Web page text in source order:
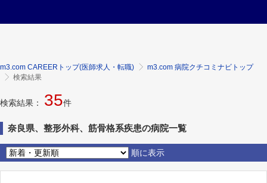
m3.com CAREERトップ(医師求人・転職)
m3.com 病院クチコミナビトップ
検索結果
検索結果： 35件
奈良県、整形外科、筋骨格系疾患の病院一覧
順に表示